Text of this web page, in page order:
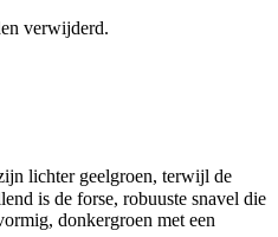
verwijderd.
lichter geelgroen, terwijl de
is de forse, robuuste snavel die
donkergroen met een